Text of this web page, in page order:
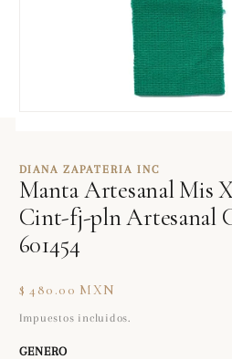
en
una
ventana
modal
DIANA ZAPATERIA INC
Manta Artesanal Mis
Cint-fj-pln Artesanal
601454
Precio
habitual
$ 480.00 MXN
Impuestos incluidos.
GENERO